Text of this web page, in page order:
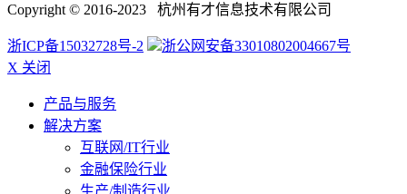
Copyright © 2016-2023 杭州有才信息技术有限公司
浙ICP备15032728号-2
浙公网安备33010802004667号
X 关闭
产品与服务
解决方案
互联网/IT行业
金融保险行业
生产/制造行业